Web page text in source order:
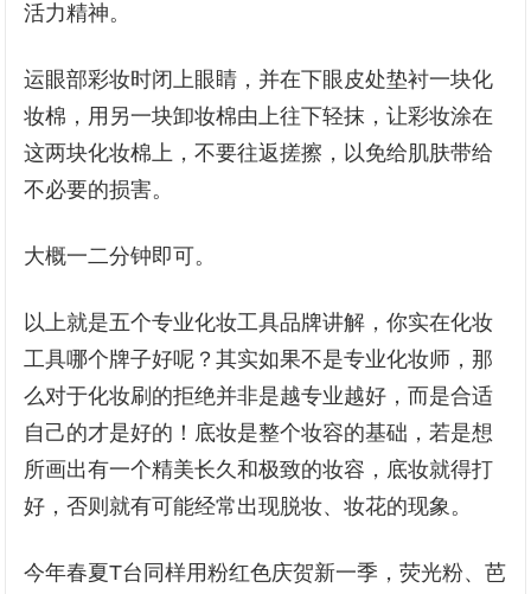
活力精神。
运眼部彩妆时闭上眼睛，并在下眼皮处垫衬一块化
妆棉，用另一块卸妆棉由上往下轻抹，让彩妆涂在
这两块化妆棉上，不要往返搓擦，以免给肌肤带给
不必要的损害。
大概一二分钟即可。
以上就是五个专业化妆工具品牌讲解，你实在化妆
工具哪个牌子好呢？其实如果不是专业化妆师，那
么对于化妆刷的拒绝并非是越专业越好，而是合适
自己的才是好的！底妆是整个妆容的基础，若是想
所画出有一个精美长久和极致的妆容，底妆就得打
好，否则就有可能经常出现脱妆、妆花的现象。
今年春夏T台同样用粉红色庆贺新一季，荧光粉、芭